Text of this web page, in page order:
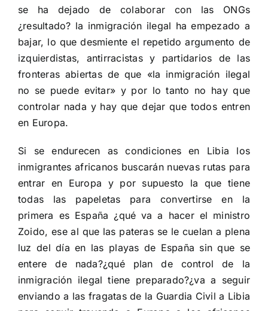
se ha dejado de colaborar con las ONGs
¿resultado? la inmigración ilegal ha empezado a
bajar, lo que desmiente el repetido argumento de
izquierdistas, antirracistas y partidarios de las
fronteras abiertas de que «la inmigración ilegal
no se puede evitar» y por lo tanto no hay que
controlar nada y hay que dejar que todos entren
en Europa.
Si se endurecen as condiciones en Libia los
inmigrantes africanos buscarán nuevas rutas para
entrar en Europa y por supuesto la que tiene
todas las papeletas para convertirse en la
primera es España ¿qué va a hacer el ministro
Zoido, ese al que las pateras se le cuelan a plena
luz del día en las playas de España sin que se
entere de nada?¿qué plan de control de la
inmigración ilegal tiene preparado?¿va a seguir
enviando a las fragatas de la Guardia Civil a Libia